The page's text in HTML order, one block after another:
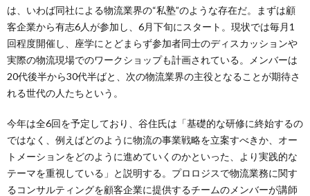
は、いわば同社による物流業界の“私塾”のような存在だ。まずは顧
客企業から有志6人が参加し、6月下旬にスタート。現状では毎月1
回程度開催し、座学にとどまらず参加者同士のディスカッションや
実際の物流現場でのワークショップも計画されている。メンバーは
20代後半から30代半ばと、次の物流業界の主役となることが期待さ
れる世代の人たちという。
今年は全6回を予定しており、谷住氏は「基礎的な研修に終始するの
ではなく、例えばどのように物流の事業戦略を立案すべきか、オー
トメーションをどのように進めていくのかといった、より実践的な
テーマを重視している」と説明する。プロロジスで物流業務に関す
るコンサルティングを顧客企業に提供するチームのメンバーが講師